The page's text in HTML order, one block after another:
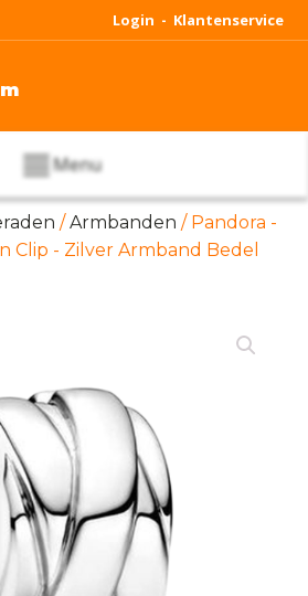
Login - Klantenservice
Menu
/Armbanden / Pandora -
Clip - Zilver Armband Bedel